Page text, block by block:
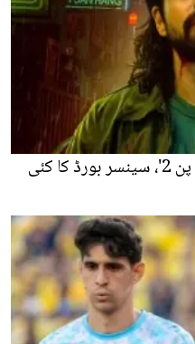
عمران ہاشمی کی نئی فلم 'آوارہ پن 2'، سینسر بورڈ کا کئی